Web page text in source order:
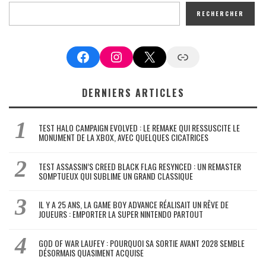
RECHERCHER
FacebookInstagram
X Google News
DERNIERS ARTICLES
TEST HALO CAMPAIGN EVOLVED : LE REMAKE QUI RESSUSCITE LE
MONUMENT DE LA XBOX, AVEC QUELQUES CICATRICES
TEST ASSASSIN’S CREED BLACK FLAG RESYNCED : UN REMASTER
SOMPTUEUX QUI SUBLIME UN GRAND CLASSIQUE
IL Y A 25 ANS, LA GAME BOY ADVANCE RÉALISAIT UN RÊVE DE
JOUEURS : EMPORTER LA SUPER NINTENDO PARTOUT
GOD OF WAR LAUFEY : POURQUOI SA SORTIE AVANT 2028 SEMBLE
DÉSORMAIS QUASIMENT ACQUISE